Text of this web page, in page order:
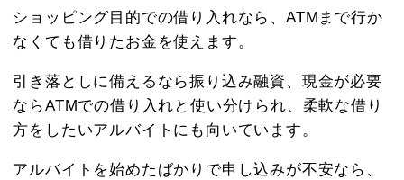
ショッピング目的での借り入れなら、ATMまで行か
なくても借りたお金を使えます。
引き落としに備えるなら振り込み融資、現金が必要
ならATMでの借り入れと使い分けられ、柔軟な借り
方をしたいアルバイトにも向いています。
アルバイトを始めたばかりで申し込みが不安なら、